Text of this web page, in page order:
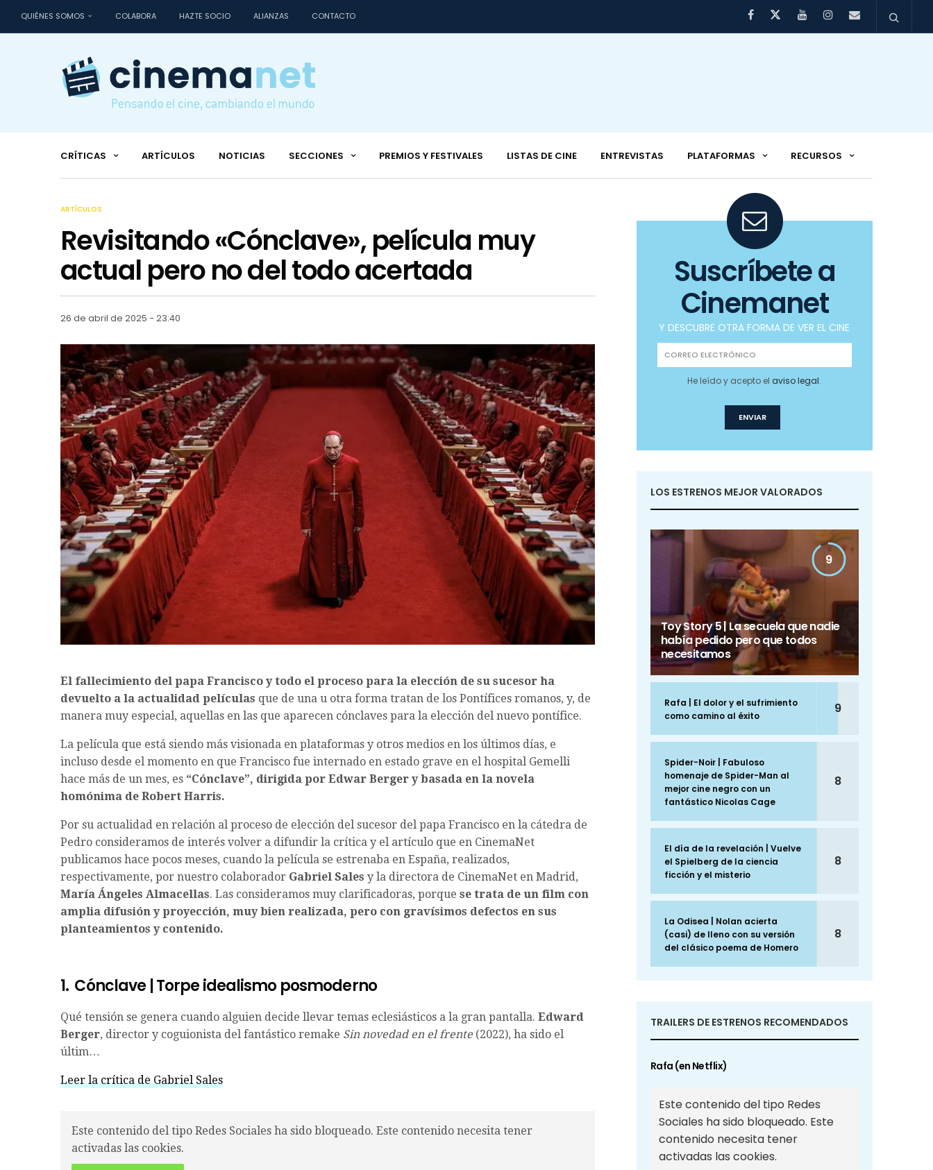
QUIÉNES SOMOS COLABORA HAZTE SOCIO ALIANZAS CONTACTO
CRÍTICAS ARTÍCULOS NOTICIAS SECCIONES PREMIOS Y FESTIVALES LISTAS DE CINE ENTREVISTAS PLATAFORMAS RECURSOS
ARTÍCULOS
Revisitando «Cónclave», película muy
actual pero no del todo acertada
26 de abril de 2025 - 23:40
El fallecimiento del papa Francisco y todo el proceso para la elección de su sucesor ha
devuelto a la actualidad películas que de una u otra forma tratan de los Pontífices romanos, y, de
manera muy especial, aquellas en las que aparecen cónclaves para la elección del nuevo pontífice.
La película que está siendo más visionada en plataformas y otros medios en los últimos días, e
incluso desde el momento en que Francisco fue internado en estado grave en el hospital Gemelli
hace más de un mes, es “Cónclave”, dirigida por Edwar Berger y basada en la novela
homónima de Robert Harris.
Por su actualidad en relación al proceso de elección del sucesor del papa Francisco en la cátedra de
Pedro consideramos de interés volver a difundir la crítica y el artículo que en CinemaNet
publicamos hace pocos meses, cuando la película se estrenaba en España, realizados,
respectivamente, por nuestro colaborador Gabriel Sales y la directora de CinemaNet en Madrid,
María Ángeles Almacellas. Las consideramos muy clarificadoras, porque se trata de un film con
amplia difusión y proyección, muy bien realizada, pero con gravísimos defectos en sus
planteamientos y contenido.
1. Cónclave | Torpe idealismo posmoderno
Qué tensión se genera cuando alguien decide llevar temas eclesiásticos a la gran pantalla. Edward
Berger, director y coguionista del fantástico remake Sin novedad en el frente (2022), ha sido el
últim…
Leer la crítica de Gabriel Sales
Este contenido del tipo Redes Sociales ha sido bloqueado. Este contenido necesita tener
activadas las cookies.
Suscríbete a
Cinemanet
Y DESCUBRE OTRA FORMA DE VER EL CINE
He leído y acepto elaviso legal.
LOS ESTRENOS MEJOR VALORADOS
9
Toy Story 5 | La secuela que nadie
había pedido pero que todos
necesitamos
Rafa | El dolor y el sufrimiento
como camino al éxito
9
Spider-Noir | Fabuloso
homenaje de Spider-Man al
mejor cine negro con un
fantástico Nicolas Cage
8
El día de la revelación | Vuelve
el Spielberg de la ciencia
ficción y el misterio
8
La Odisea | Nolan acierta
(casi) de lleno con su versión
del clásico poema de Homero
8
TRAILERS DE ESTRENOS RECOMENDADOS
Rafa (en Netflix)
Este contenido del tipo Redes
Sociales ha sido bloqueado. Este
contenido necesita tener
activadas las cookies.